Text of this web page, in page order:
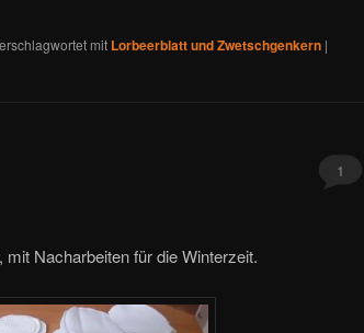
mit Lorbeerblatt und Zwetschgenkern |
1
Nacharbeiten für die Winterzeit.